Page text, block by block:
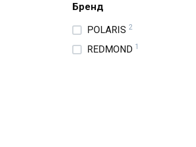
Бренд
POLARIS 2
REDMOND 1